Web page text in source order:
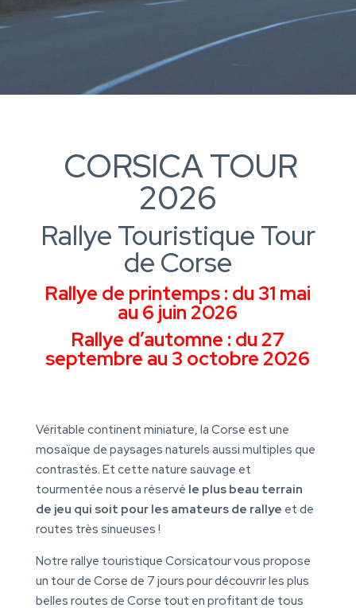
CORSICA TOUR
2026
Rallye Touristique Tour
de Corse
Rallye de printemps : du 31 mai
au 6 juin 2026
Rallye d’automne : du 27
septembre au 3 octobre 2026
Véritable continent miniature, la Corse est une
mosaïque de paysages naturels aussi multiples que
contrastés. Et cette nature sauvage et
tourmentée nous a réservé le plus beau terrain
de jeu qui soit pour les amateurs de rallye et de
routes très sinueuses !
Notre rallye touristique Corsicatour vous propose
un tour de Corse de 7 jours pour découvrir les plus
belles routes de Corse tout en profitant de tous